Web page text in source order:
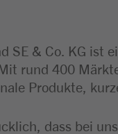
SE & Co. KG ist
rund 400
Produkte,
dass bei